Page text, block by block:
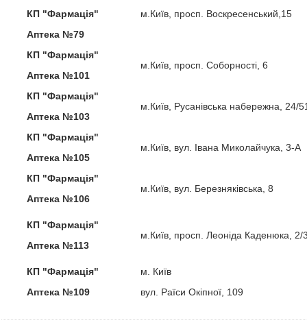
КП "Фармація"
Аптека №79
м.Київ, просп. Воскресенський,15
КП "Фармація"
Аптека №101
м.Київ, просп. Соборності, 6
КП "Фармація"
Аптека №103
м.Київ, Русанівська набережна, 24/
КП "Фармація"
Аптека №105
м.Київ, вул. Івана Миколайчука, 3-А
КП "Фармація"
Аптека №106
м.Київ, вул. Березняківська, 8
КП "Фармація"
Аптека №113
м.Київ, просп. Леоніда Каденюка, 2/
КП "Фармація"
Аптека №109
м. Київ
вул. Раїси Окіпної, 109